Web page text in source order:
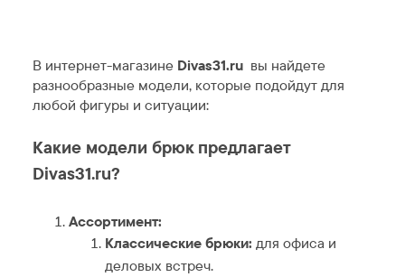
В интернет-магазине Divas31.ru вы найдете
разнообразные модели, которые подойдут для
любой фигуры и ситуации:
Какие модели брюк предлагает
Divas31.ru?
Ассортимент:
Классические брюки: для офиса и
деловых встреч.